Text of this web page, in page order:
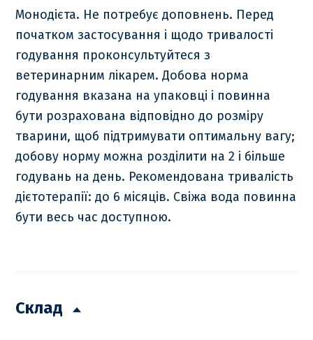
Монодієта. Не потребує доповнень. Перед
початком застосування і щодо тривалості
годування проконсультуйтеся з
ветеринарним лікарем. Добова норма
годування вказана на упаковці і повинна
бути розрахована відповідно до розміру
тварини, щоб підтримувати оптимальну вагу;
добову норму можна розділити на 2 і більше
годувань на день. Рекомендована тривалість
дієтотерапії: до 6 місяців. Свіжа вода повинна
бути весь час доступною.
Склад